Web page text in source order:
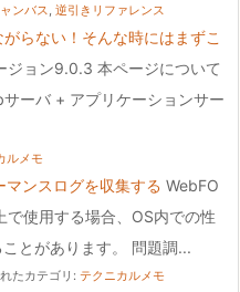
ンバス, 逆引きリファレンス
らない！そんな時にはまずこ
ジョン9.0.3 本ページについて
ーバ + アプリケーションサー
ルメモ
ンスログを収集する WebFO
で使用する場合、OS内での性
とがあります。 問題調...
たカテゴリ: テクニカルメモ